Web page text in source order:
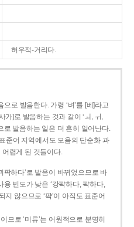
허우적-거리다.
로 발음한다. 가령 ‘벼’를 [베]라고
가]로 발음하는 것과 같이 ‘ㅚ, ㅟ,
로 발음하는 일은 더 흔히 일어난다.
준어 지역에서도 모음의 단순화 과
어렵게 된 것들이다.
팍하다’로 발음이 바뀌었으므로 바
용 빈도가 낮은 ‘강퍅하다, 퍅하다,
지 않으므로 ‘퍅’이 아직도 표준어
므로 ‘미류’는 어원적으로 분명히